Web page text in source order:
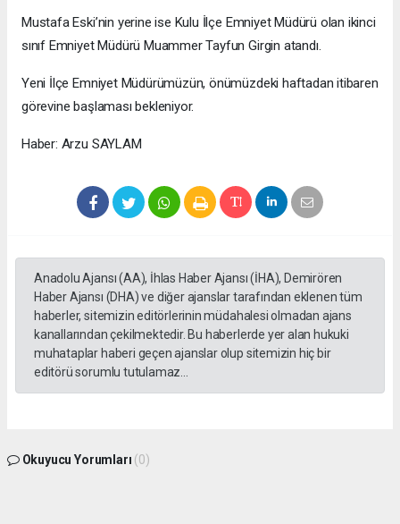
Mustafa Eski’nin yerine ise Kulu İlçe Emniyet Müdürü olan ikinci
sınıf Emniyet Müdürü Muammer Tayfun Girgin atandı.
Yeni İlçe Emniyet Müdürümüzün, önümüzdeki haftadan itibaren
görevine başlaması bekleniyor.
Haber: Arzu SAYLAM
Anadolu Ajansı (AA), İhlas Haber Ajansı (İHA), Demirören
Haber Ajansı (DHA) ve diğer ajanslar tarafından eklenen tüm
haberler, sitemizin editörlerinin müdahalesi olmadan ajans
kanallarından çekilmektedir. Bu haberlerde yer alan hukuki
muhataplar haberi geçen ajanslar olup sitemizin hiç bir
editörü sorumlu tutulamaz...
Okuyucu Yorumları (0)